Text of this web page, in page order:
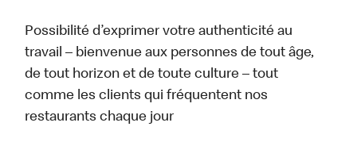
Possibilité d’exprimer votre authenticité au
travail – bienvenue aux personnes de tout âge,
de tout horizon et de toute culture – tout
comme les clients qui fréquentent nos
restaurants chaque jour